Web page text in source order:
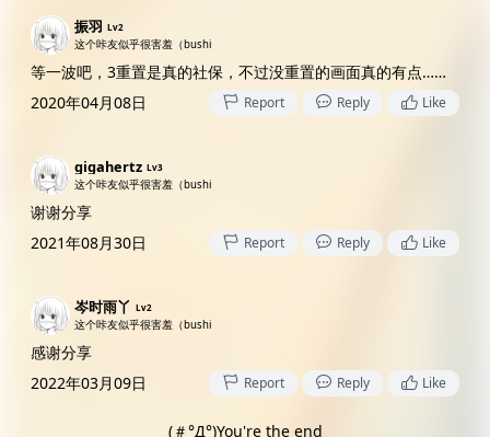
振羽 Lv2
这个咔友似乎很害羞（bushi
等一波吧，3重置是真的社保，不过没重置的画面真的有点……
2020年04月08日
Report Reply Like
gigahertz Lv3
这个咔友似乎很害羞（bushi
谢谢分享
2021年08月30日
Report Reply Like
岑时雨丫 Lv2
这个咔友似乎很害羞（bushi
感谢分享
2022年03月09日
Report Reply Like
(＃°Д°)You're the end